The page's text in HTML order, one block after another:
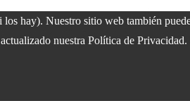
hay). Nuestro sitio web también
nuestra Política de